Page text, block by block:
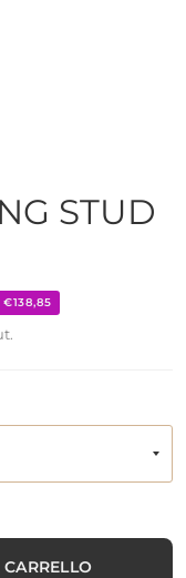
STUD
€138,85